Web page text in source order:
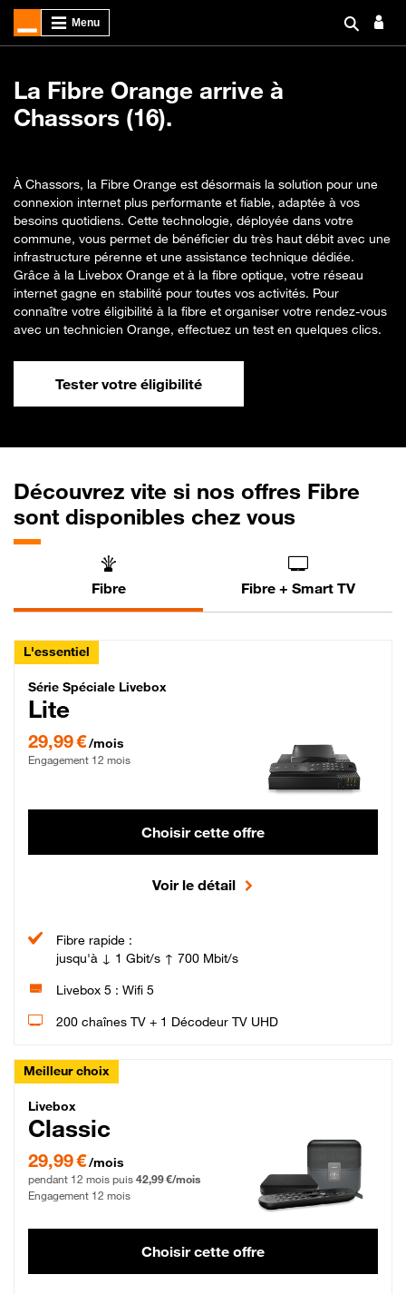
La Fibre Orange arrive à
Chassors (16).
À Chassors, la Fibre Orange est désormais la solution pour une
connexion internet plus performante et fiable, adaptée à vos
besoins quotidiens. Cette technologie, déployée dans votre
commune, vous permet de bénéficier du très haut débit avec une
infrastructure pérenne et une assistance technique dédiée.
Grâce à la Livebox Orange et à la fibre optique, votre réseau
internet gagne en stabilité pour toutes vos activités. Pour
connaître votre éligibilité à la fibre et organiser votre rendez-vous
avec un technicien Orange, effectuez un test en quelques clics.
Tester votre éligibilité
Découvrez vite si nos offres Fibre
sont disponibles chez vous
Fibre Fibre + Smart TV
L'essentiel
Série Spéciale Livebox Lite Fibre
Série Spéciale Livebox
Lite
29,99 €/mois
Engagement 12 mois
Choisir cette offre
Voir le détail
Fibre rapide :
jusqu'à ↓ 1 Gbit/s ↑ 700 Mbit/s
Livebox 5 : Wifi 5
200 chaînes TV + 1 Décodeur TV UHD
Meilleur choix
Livebox Classic Fibre
Livebox
Classic
29,99 € par mois pendant 12 mois puis 42,99 € par mois, Engagement 12 mois
29,99 €/mois
pendant 12 mois puis 42,99 €/mois
Engagement 12 mois
Choisir cette offre